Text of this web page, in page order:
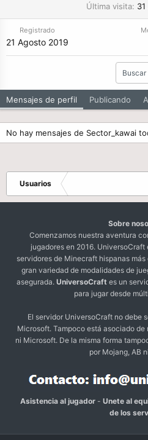
Última visita
Registrado
21 Agosto 2019
Buscar
Mensajes de perfil Publicando
No hay mensajes de Sector_kawai
Usuarios
Sobre
Comenzamos nuestra aventura
jugadores en 2016. UniversoCraft
servidores de Minecraft hispanas
gran variedad de modalidades de
asegurada. UniversoCraft es un
para jugar desde
El servidor UniversoCraft no debe
Microsoft. Tampoco está asociado
ni Microsoft. De la misma forma
por Mojang, AB
Asistencia al jugador- Unete al
de los